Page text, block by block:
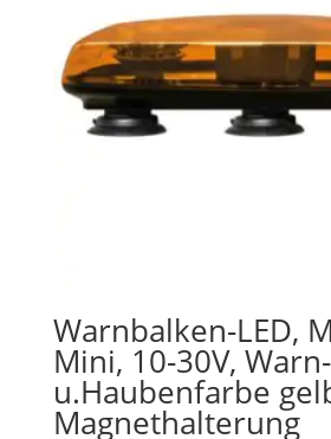
Warnbalken-LED,
Mini, 10-30V, Warn-
u.Haubenfarbe
Magnethalterung